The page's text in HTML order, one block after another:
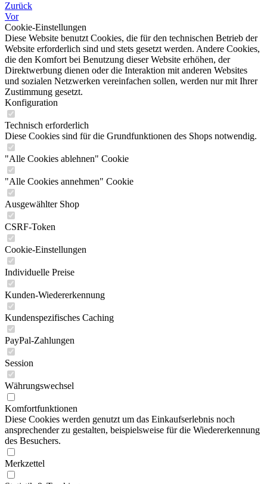
Zurück
Vor
Cookie-Einstellungen
Diese Website benutzt Cookies, die für den technischen Betrieb der
Website erforderlich sind und stets gesetzt werden. Andere Cookies,
die den Komfort bei Benutzung dieser Website erhöhen, der
Direktwerbung dienen oder die Interaktion mit anderen Websites
und sozialen Netzwerken vereinfachen sollen, werden nur mit Ihrer
Zustimmung gesetzt.
Konfiguration
Technisch erforderlich
Diese Cookies sind für die Grundfunktionen des Shops notwendig.
"Alle Cookies ablehnen" Cookie
"Alle Cookies annehmen" Cookie
Ausgewählter Shop
CSRF-Token
Cookie-Einstellungen
Individuelle Preise
Kunden-Wiedererkennung
Kundenspezifisches Caching
PayPal-Zahlungen
Session
Währungswechsel
Komfortfunktionen
Diese Cookies werden genutzt um das Einkaufserlebnis noch
ansprechender zu gestalten, beispielsweise für die Wiedererkennung
des Besuchers.
Merkzettel